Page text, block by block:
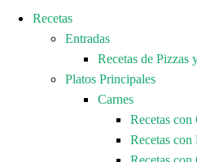
Recetas
Entradas
Recetas de Pizzas
Platos Principales
Carnes
Recetas con
Recetas con